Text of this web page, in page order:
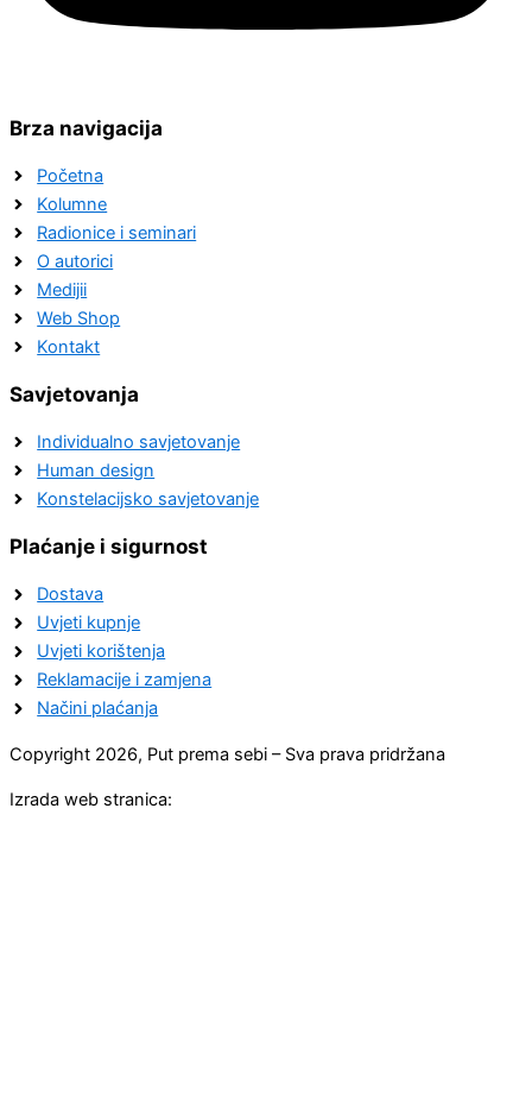
Brza navigacija
Početna
Kolumne
Radionice i seminari
O autorici
Medijii
Web Shop
Kontakt
Savjetovanja
Individualno savjetovanje
Human design
Konstelacijsko savjetovanje
Plaćanje i sigurnost
Dostava
Uvjeti kupnje
Uvjeti korištenja
Reklamacije i zamjena
Načini plaćanja
Copyright 2026, Put prema sebi – Sva prava pridržana
Izrada web stranica: